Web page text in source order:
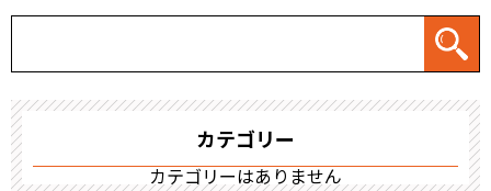
カテゴリー
カテゴリーはありません